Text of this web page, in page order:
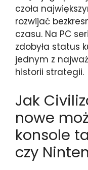
czoła
rozwijać
czasu. Na PC
zdobyła status
jednym z
historii strategii.
Jak
nowe
konsole
czy